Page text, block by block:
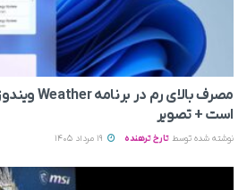
است + تصویر
نوشته شده توسط تارخ ترهنده